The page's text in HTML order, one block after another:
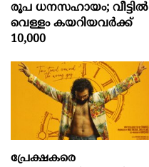
രൂപ ധനസഹായം; വീട്ടിൽ
വെള്ളം കയറിയവർക്ക്
10,000
പ്രേക്ഷകരെ